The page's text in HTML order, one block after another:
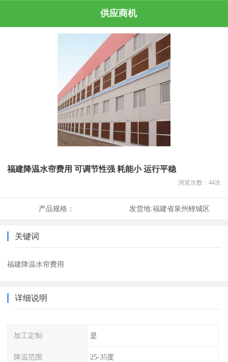
供应商机
福建降温水帘费用 可调节性强 耗能小 运行平稳
浏览次数： 44次
产品规格： 发货地:福建省泉州鲤城区
关键词
福建降温水帘费用
详细说明
加工定制 是
降温范围 25-35度